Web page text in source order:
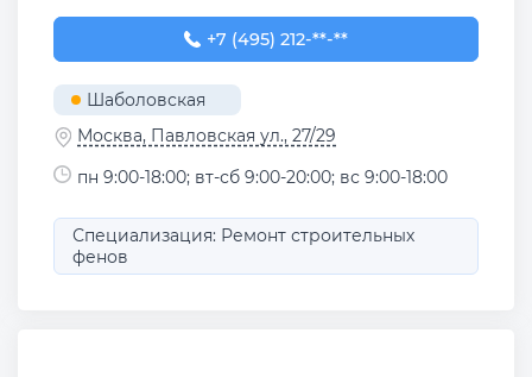
+7 (495) 212-05-27
+7 (495) 212-**-**
Шаболовская
Москва, Павловская ул., 27/29
пн 9:00-18:00; вт-сб 9:00-20:00; вс 9:00-18:00
Специализация: Ремонт строительных
фенов